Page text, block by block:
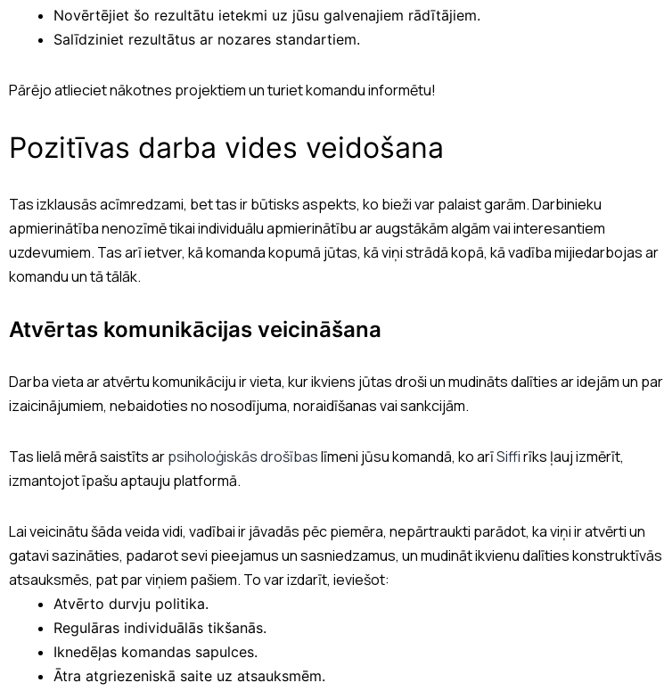
Novērtējiet šo rezultātu ietekmi uz jūsu galvenajiem rādītājiem.
Salīdziniet rezultātus ar nozares standartiem.
Pārējo atlieciet nākotnes projektiem un turiet komandu informētu!
Pozitīvas darba vides veidošana
Tas izklausās acīmredzami, bet tas ir būtisks aspekts, ko bieži var palaist garām. Darbinieku
apmierinātība nenozīmē tikai individuālu apmierinātību ar augstākām algām vai interesantiem
uzdevumiem. Tas arī ietver, kā komanda kopumā jūtas, kā viņi strādā kopā, kā vadība mijiedarbojas ar
komandu un tā tālāk.
Atvērtas komunikācijas veicināšana
Darba vieta ar atvērtu komunikāciju ir vieta, kur ikviens jūtas droši un mudināts dalīties ar idejām un par
izaicinājumiem, nebaidoties no nosodījuma, noraidīšanas vai sankcijām.
Tas lielā mērā saistīts arpsiholoģiskās drošībaslīmeni jūsu komandā, ko arīSiffirīks ļauj izmērīt,
izmantojot īpašu aptauju platformā.
Lai veicinātu šāda veida vidi, vadībai ir jāvadās pēc piemēra, nepārtraukti parādot, ka viņi ir atvērti un
gatavi sazināties, padarot sevi pieejamus un sasniedzamus, un mudināt ikvienu dalīties konstruktīvās
atsauksmēs, pat par viņiem pašiem. To var izdarīt, ieviešot:
Atvērto durvju politika.
Regulāras individuālās tikšanās.
Iknedēļas komandas sapulces.
Ātra atgriezeniskā saite uz atsauksmēm.